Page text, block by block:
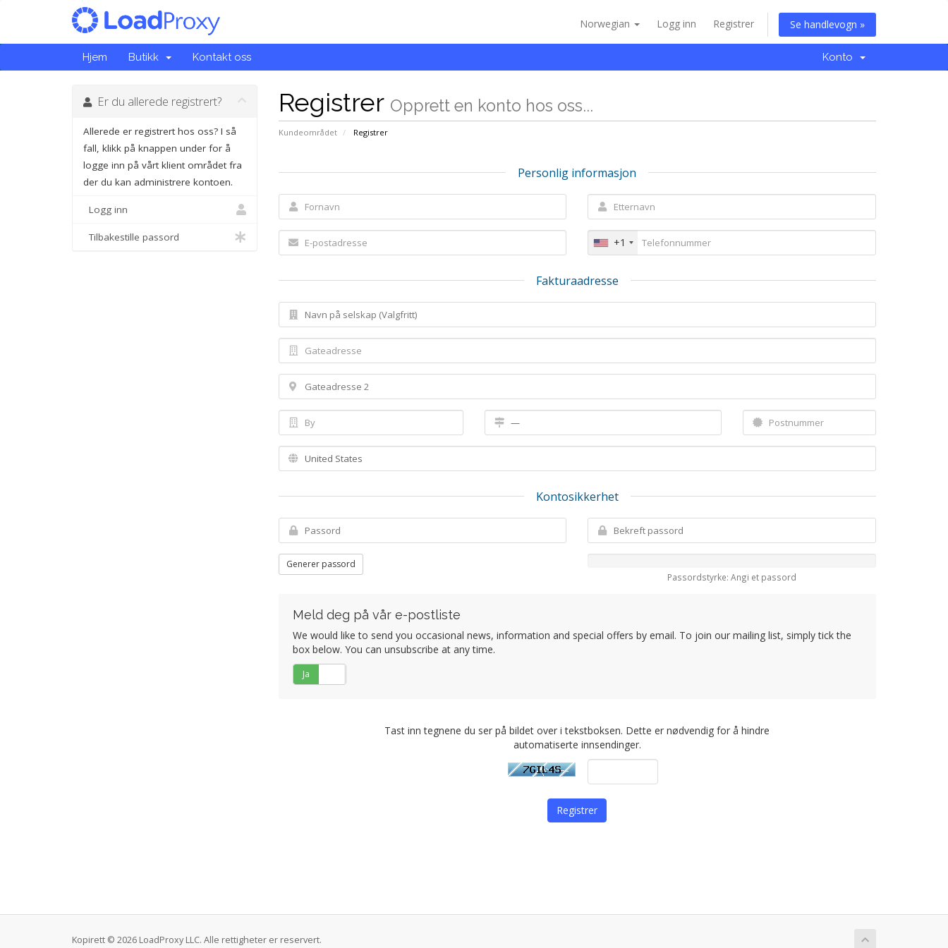
Norwegian Logg inn Registrer Se handlevogn »
Hjem Butikk Kontakt oss Konto
Registrer Opprett en konto hos oss...
Kundeområdet Registrer
Er du allerede registrert?
Allerede er registrert hos oss? I så
fall, klikk på knappen under for å
logge inn på vårt klient området fra
der du kan administrere kontoen.
Logg inn
Tilbakestille passord
Personlig informasjon
+1
Fakturaadresse
Kontosikkerhet
Generer passord
Passordstyrke: Angi et passord
Meld deg på vår e-postliste
We would like to send you occasional news, information and special offers by email. To join our mailing list, simply tick the
box below. You can unsubscribe at any time.
Ja
Tast inn tegnene du ser på bildet over i tekstboksen. Dette er nødvendig for å hindre
automatiserte innsendinger.
Kopirett © 2026 LoadProxy LLC. Alle rettigheter er reservert.